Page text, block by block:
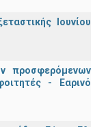
Ιουνίου
προσφερόμενων
- Εαρινό